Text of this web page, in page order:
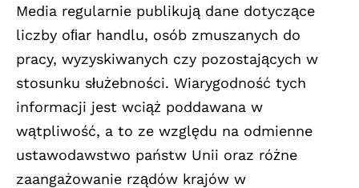
Media regularnie publikują dane dotyczące
liczby oﬁar handlu, osób zmuszanych do
pracy, wyzyskiwanych czy pozostających w
stosunku służebności. Wiarygodność tych
informacji jest wciąż poddawana w
wątpliwość, a to ze względu na odmienne
ustawodawstwo państw Unii oraz różne
zaangażowanie rządów krajów w